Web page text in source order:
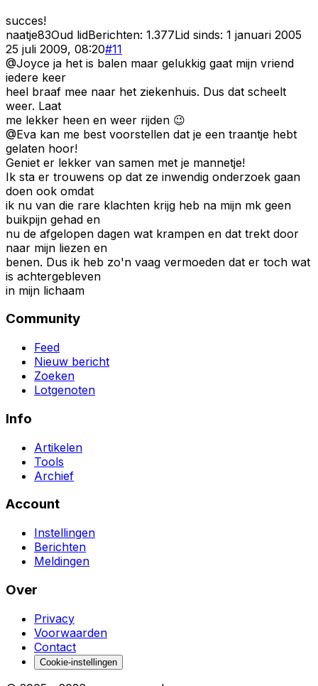
succes!
naatje83Oud lidBerichten: 1.377Lid sinds: 1 januari 2005
25 juli 2009, 08:20#11
@Joyce ja het is balen maar gelukkig gaat mijn vriend
iedere keer
heel braaf mee naar het ziekenhuis. Dus dat scheelt
weer. Laat
me lekker heen en weer rijden 😉
@Eva kan me best voorstellen dat je een traantje hebt
gelaten hoor!
Geniet er lekker van samen met je mannetje!
Ik sta er trouwens op dat ze inwendig onderzoek gaan
doen ook omdat
ik nu van die rare klachten krijg heb na mijn mk geen
buikpijn gehad en
nu de afgelopen dagen wat krampen en dat trekt door
naar mijn liezen en
benen. Dus ik heb zo'n vaag vermoeden dat er toch wat
is achtergebleven
in mijn lichaam
Community
Feed
Nieuw bericht
Zoeken
Lotgenoten
Info
Artikelen
Tools
Archief
Account
Instellingen
Berichten
Meldingen
Over
Privacy
Voorwaarden
Contact
Cookie-instellingen